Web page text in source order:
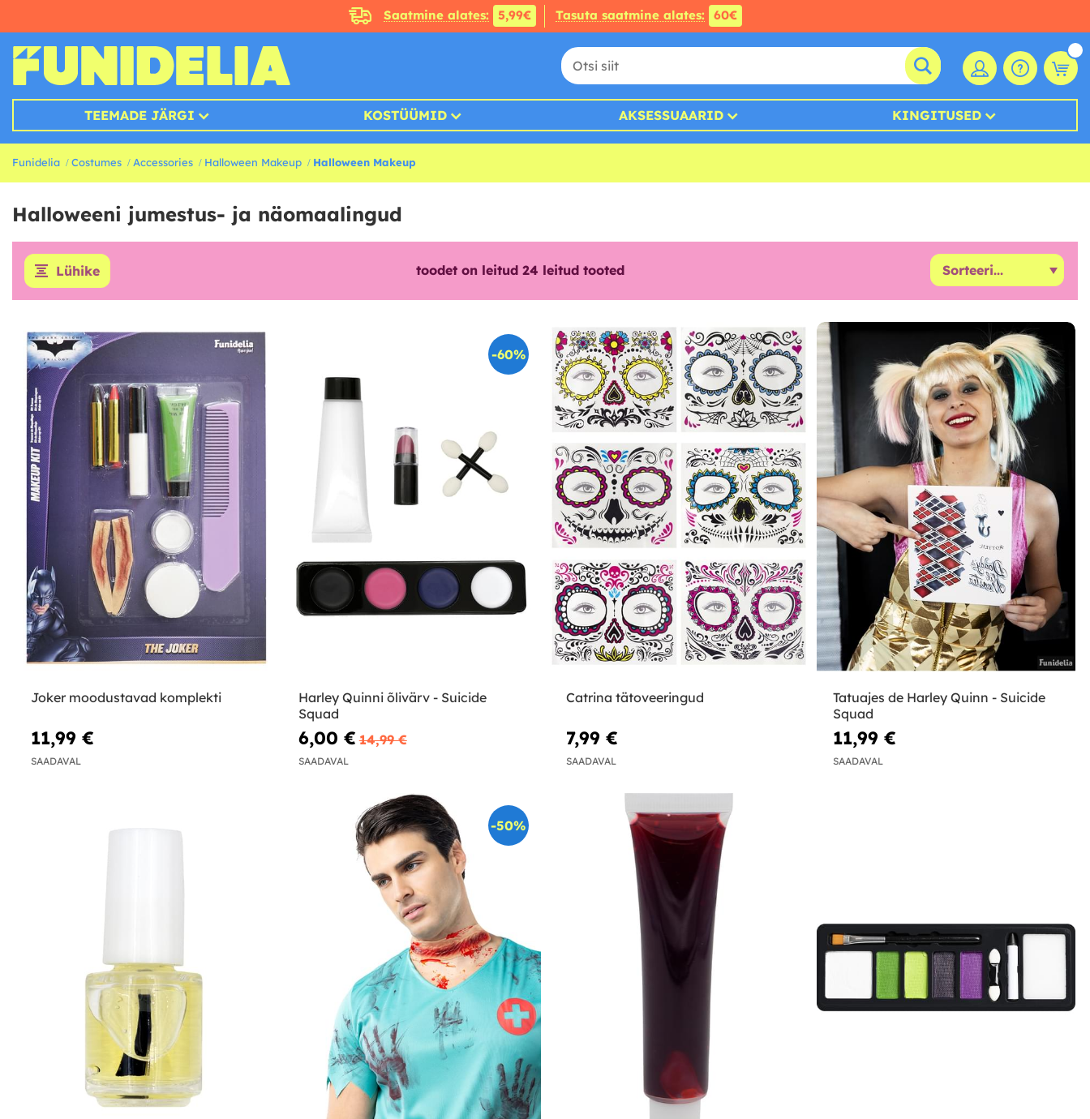
Saatmine alates: 5,99€ Tasuta saatmine alates: 60€
TEEMADE JÄRGI KOSTÜÜMID AKSESSUAARID KINGITUSED
Funidelia Costumes Accessories Halloween Makeup Halloween Makeup
Halloweeni jumestus- ja näomaalingud
Lühike toodet on leitud 24 leitud tooted
Joker moodustavad komplekti
11,99 €
SAADAVAL
-60%
Harley Quinni õlivärv - Suicide
Squad
6,00 € 14,99 €
SAADAVAL
Catrina tätoveeringud
7,99 €
SAADAVAL
Tatuajes de Harley Quinn - Suicide
Squad
11,99 €
SAADAVAL
-50%